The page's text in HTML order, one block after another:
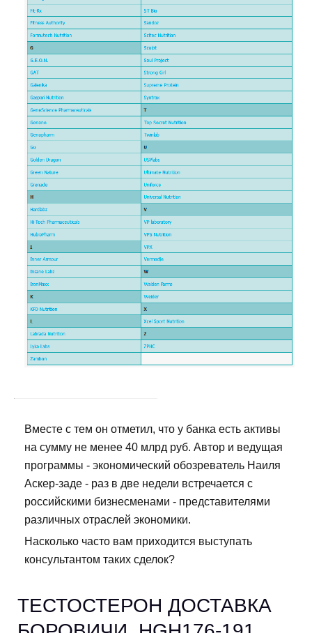
Вместе с тем он отметил, что у банка есть активы
на сумму не менее 40 млрд руб. Автор и ведущая
программы - экономический обозреватель Наиля
Аскер-заде - раз в две недели встречается с
российскими бизнесменами - представителями
различных отраслей экономики.
Насколько часто вам приходится выступать
консультантом таких сделок?
ТЕСТОСТЕРОН ДОСТАВКА